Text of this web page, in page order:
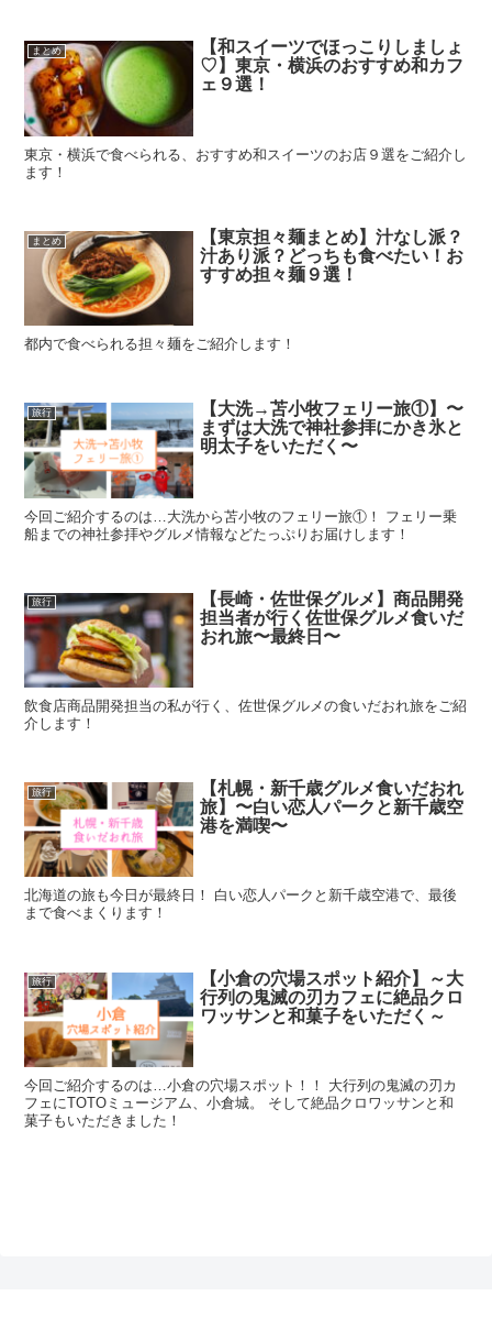
まとめ
【和スイーツでほっこりしましょ
♡】東京・横浜のおすすめ和カフ
ェ９選！
東京・横浜で食べられる、おすすめ和スイーツのお店９選をご紹介し
ます！
まとめ
【東京担々麺まとめ】汁なし派？
汁あり派？どっちも食べたい！お
すすめ担々麺９選！
都内で食べられる担々麺をご紹介します！
旅行
【大洗→苫小牧フェリー旅①】〜
まずは大洗で神社参拝にかき氷と
明太子をいただく〜
今回ご紹介するのは…大洗から苫小牧のフェリー旅①！ フェリー乗
船までの神社参拝やグルメ情報などたっぷりお届けします！
旅行
【長崎・佐世保グルメ】商品開発
担当者が行く佐世保グルメ食いだ
おれ旅〜最終日〜
飲食店商品開発担当の私が行く、佐世保グルメの食いだおれ旅をご紹
介します！
旅行
【札幌・新千歳グルメ食いだおれ
旅】〜白い恋人パークと新千歳空
港を満喫〜
北海道の旅も今日が最終日！ 白い恋人パークと新千歳空港で、最後
まで食べまくります！
旅行
【小倉の穴場スポット紹介】～大
行列の鬼滅の刃カフェに絶品クロ
ワッサンと和菓子をいただく～
今回ご紹介するのは…小倉の穴場スポット！！ 大行列の鬼滅の刃カ
フェにTOTOミュージアム、小倉城。 そして絶品クロワッサンと和
菓子もいただきました！